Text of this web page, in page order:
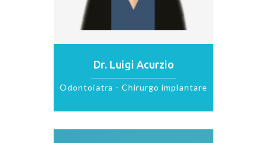
Dr. Roberto Acurzio
Odontoiatra - Chirurgo implantare